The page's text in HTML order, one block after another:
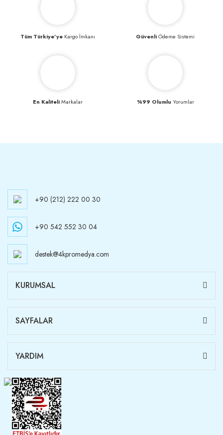
Tüm Türkiye’yeKargo İmkanı GüvenliÖdeme Sistemi
En KaliteliMarkalar %99 Olumlu Yorumlar
+90 (212) 222 00 30
+90 542 552 30 04
destek@4kpromedya.com
KURUMSAL
SAYFALAR
YARDIM